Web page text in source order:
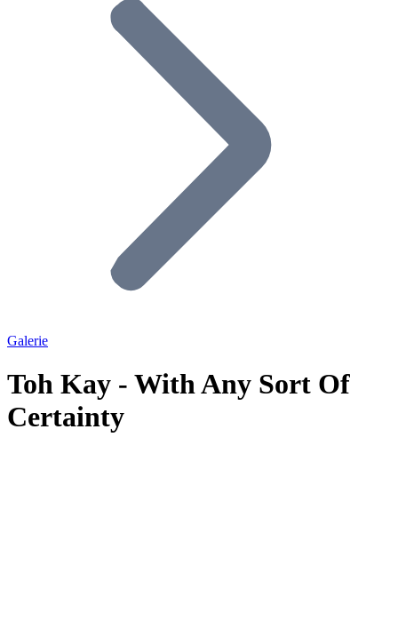
Galerie
Toh Kay - With Any Sort Of
Certainty